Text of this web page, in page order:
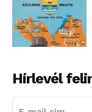
Hírlevél